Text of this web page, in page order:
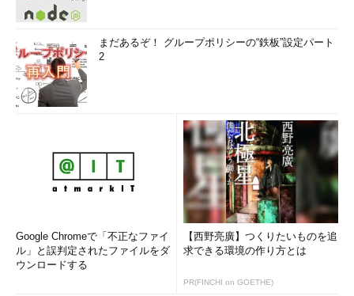
まだあるぞ！ グループポリシーの“鉄板”設定パート
2
Google Chromeで「不正なファイ
ル」と誤判定されたファイルをダ
ウンロードする
【西野亮廣】つくりたいものを追
求できる環境の作り方とは
PR(FINCHI on GOETHE)